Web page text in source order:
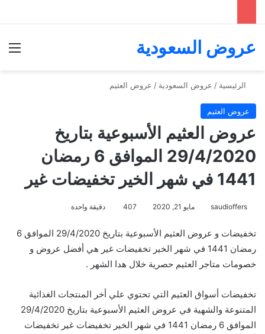
عروض السعودية
الرئيسية / عروض السعودية / عروض العثيم
عروض العثيم
عروض العثيم الأسبوعية بتاريخ
29/4/2020 الموافق 6 رمضان
1441 في شهر الخير تخفيضات غير
saudioffers مايو 21, 2020 407 دقيقة واحدة
تخفيضات و عروض العثيم الأسبوعية بتاريخ 29/4/2020 الموافق 6
رمضان 1441 في شهر الخير تخفيضات غير هي أفضل عروض و
خصومات متاجر العثيم حصرية خلال هدا الشهر .
تخفيضات أسواق العثيم التي تحتوي علي أخر المنتجات الغذائية
المتنوعة والشهية في عروض العثيم الأسبوعية بتاريخ 29/4/2020
الموافق 6 رمضان 1441 في شهر الخير تخفيضات غير تخفيضات